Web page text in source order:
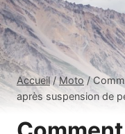
Accueil / Moto /
après suspension de